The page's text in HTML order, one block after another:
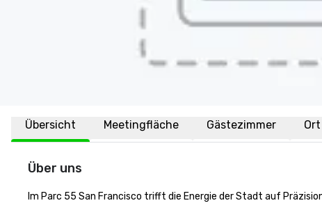
Übersicht Meetingfläche Gästezimmer Ort
Über uns
Im Parc 55 San Francisco trifft die Energie der Stadt auf